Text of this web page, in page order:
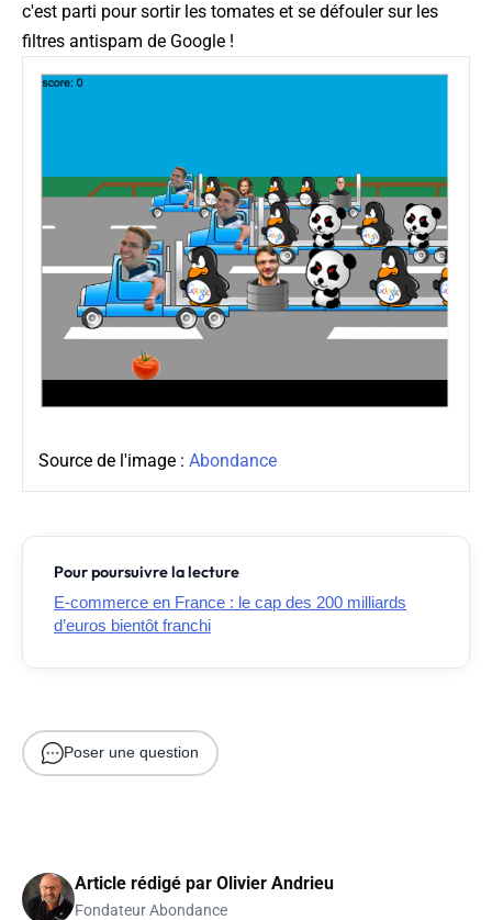
c'est parti pour sortir les tomates et se défouler sur les
filtres antispam de Google !
Source de l'image : Abondance
Pour poursuivre la lecture
E-commerce en France : le cap des 200 milliards
d’euros bientôt franchi
Poser une question
Article rédigé par Olivier Andrieu
Fondateur Abondance